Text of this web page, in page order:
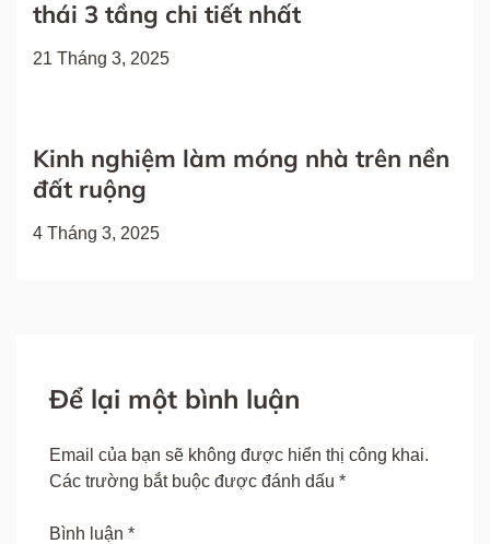
thái 3 tầng chi tiết nhất
21 Tháng 3, 2025
Kinh nghiệm làm móng nhà trên nền
đất ruộng
4 Tháng 3, 2025
Để lại một bình luận
Email của bạn sẽ không được hiển thị công khai.
Các trường bắt buộc được đánh dấu *
Bình luận *